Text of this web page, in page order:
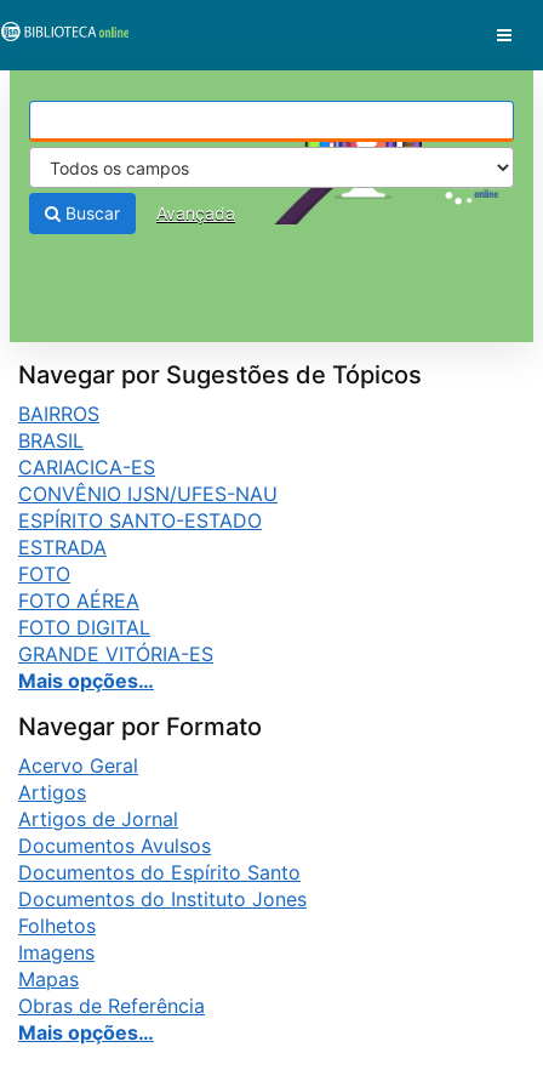
VuFind
Buscar Avançada
Navegar por Sugestões de Tópicos
BAIRROS
BRASIL
CARIACICA-ES
CONVÊNIO IJSN/UFES-NAU
ESPÍRITO SANTO-ESTADO
ESTRADA
FOTO
FOTO AÉREA
FOTO DIGITAL
GRANDE VITÓRIA-ES
Mais opções…
Navegar por Formato
Acervo Geral
Artigos
Artigos de Jornal
Documentos Avulsos
Documentos do Espírito Santo
Documentos do Instituto Jones
Folhetos
Imagens
Mapas
Obras de Referência
Mais opções…